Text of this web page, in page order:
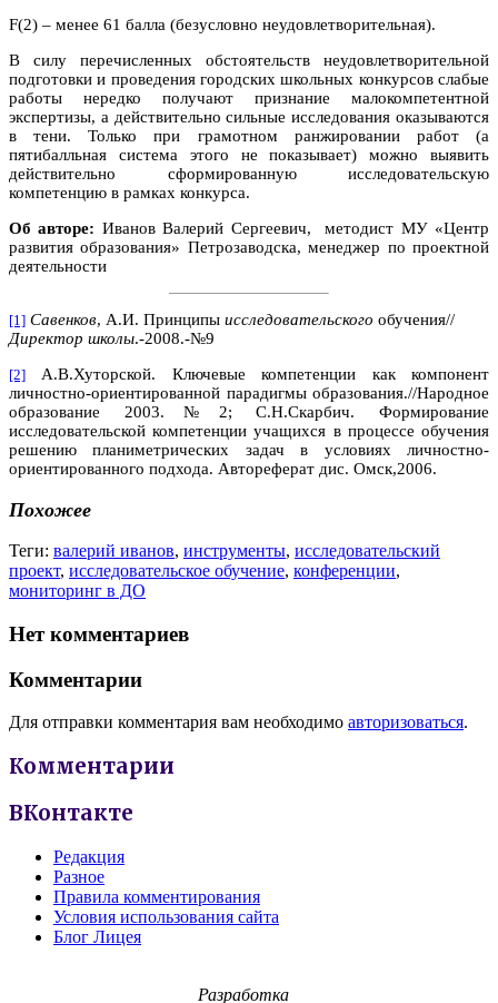
F(2) – менее 61 балла (безусловно неудовлетворительная).
В силу перечисленных обстоятельств неудовлетворительной
подготовки и проведения городских школьных конкурсов слабые
работы нередко получают признание малокомпетентной
экспертизы, а действительно сильные исследования оказываются
в тени. Только при грамотном ранжировании работ (а
пятибалльная система этого не показывает) можно выявить
действительно сформированную исследовательскую
компетенцию в рамках конкурса.
Об авторе: Иванов Валерий Сергеевич, методист МУ «Центр
развития образования» Петрозаводска, менеджер по проектной
деятельности
[1] Савенков, А.И. Принципы исследовательского обучения//
Директор школы.-2008.-№9
[2] А.В.Хуторской. Ключевые компетенции как компонент
личностно-ориентированной парадигмы образования.//Народное
образование 2003.№2; С.Н.Скарбич. Формирование
исследовательской компетенции учащихся в процессе обучения
решению планиметрических задач в условиях личностно-
ориентированного подхода. Автореферат дис. Омск,2006.
Похожее
Теги: валерий иванов, инструменты, исследовательский
проект, исследовательское обучение, конференции,
мониторинг в ДО
Нет комментариев
Комментарии
Для отправки комментария вам необходимо авторизоваться.
Комментарии
ВКонтакте
Редакция
Разное
Правила комментирования
Условия использования сайта
Блог Лицея
Разработка